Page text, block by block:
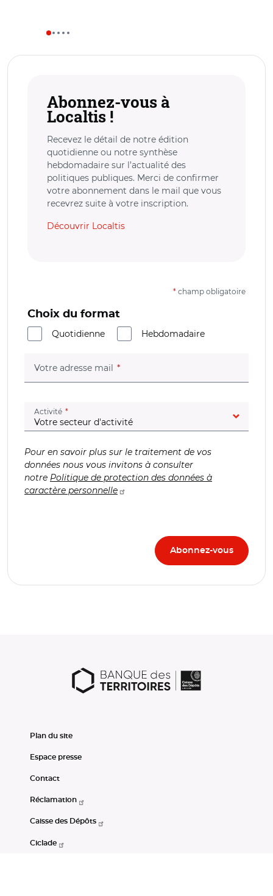
Abonnez-vous à
Localtis !
Recevez le détail de notre édition
quotidienne ou notre synthèse
hebdomadaire sur l’actualité des
politiques publiques. Merci de confirmer
votre abonnement dans le mail que vous
recevrez suite à votre inscription.
Découvrir Localtis
* champ obligatoire
Choix du format
Quotidienne
Hebdomadaire
Votre adresse mail (champ obligatoire)
Activité (champ obligatoire)
Pour en savoir plus sur le traitement de vos
données nous vous invitons à consulter
notre Politique de protection des données à
caractère personnelle
Plan du site
Espace presse
Contact
Réclamation
Caisse des Dépôts
Ciclade